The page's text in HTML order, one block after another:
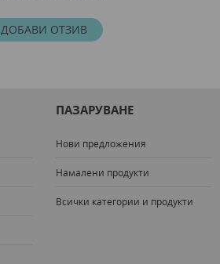
ДОБАВИ ОТЗИВ
ПАЗАРУВАНЕ
Нови предложения
Намалени продукти
Всички категории и продукти